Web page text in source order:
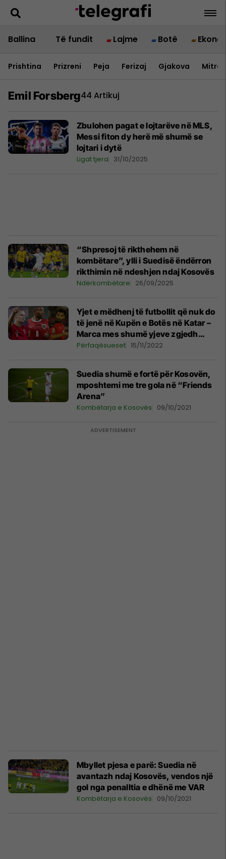
Ballina Të fundit Lajme Botë
Prishtina Prizreni Peja Ferizaj Gjakova
Emil Forsberg44 Artikuj
Zbulohen pagat e lojtarëve në MLS,
Messi fiton dy herë më shumë se
lojtari i dytë
Ligat tjera 31/10/2025
“Shpresoj të rikthehem në
kombëtare”, ylli i Suedisë ëndërron
rikthimin në ndeshjen ndaj Kosovës
Ndërkombëtare 26/09/2025
Yjet e mëdhenj të futbollit që nuk do
të jenë në Kupën e Botës në Katar –
Marca mes shumë yjeve zgjedh
edhe sulmuesin e Kosovës
Përfaqësueset 15/11/2022
Suedia shumë e fortë për Kosovën,
mposhtemi me tre gola në “Friends
Arena”
Kombëtarja e Kosovës 09/10/2021
Mbyllet pjesa e parë: Suedia në
avantazh ndaj Kosovës, vendos një
gol nga penalltia e dhënë me VAR
Kombëtarja e Kosovës 09/10/2021